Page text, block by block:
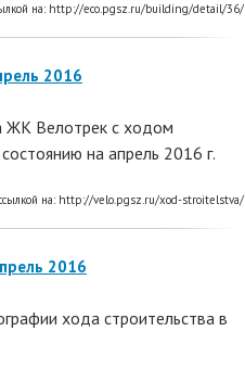
на: http://eco.pgsz.ru/building/detail/36/
2016
ЖК Велотрек с ходом
на апрель 2016 г.
на: http://velo.pgsz.ru/xod-stroitelstva/
2016
хода строительства в